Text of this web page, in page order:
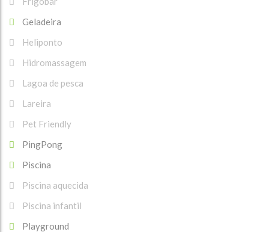
Geladeira
Heliponto
Hidromassagem
Lagoa de pesca
Lareira
Pet Friendly
PingPong
Piscina
Piscina aquecida
Piscina infantil
Playground